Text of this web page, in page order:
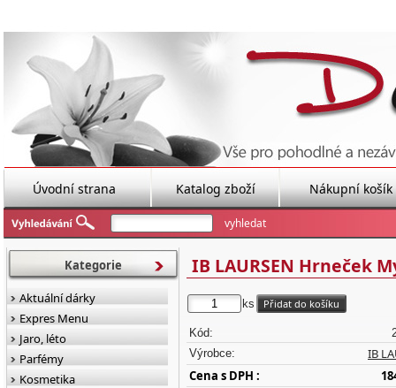
Úvodní strana Katalog zboží Nákupní košík
IB LAURSEN Hrneček
ks
Kód:
Výrobce:
IB
Cena s DPH :
Kategorie
Aktuální dárky
Expres Menu
Jaro, léto
Parfémy
Kosmetika